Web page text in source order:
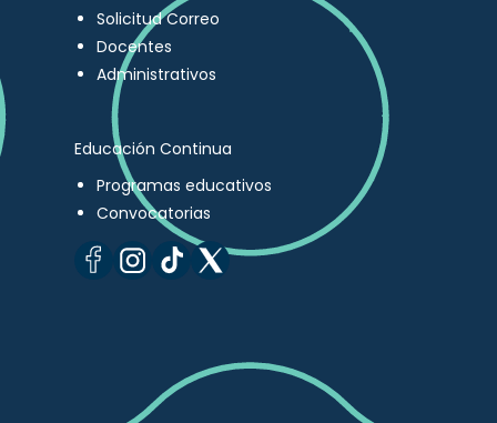
Solicitud Correo
Docentes
Administrativos
Educación Continua
Programas educativos
Convocatorias